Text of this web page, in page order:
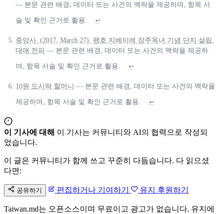
— 본문 관련 배경, 데이터 또는 사건의 맥락을 제공하며, 항목 서
술 및 확인 근거로 활용. ↩
중앙사. (2017, March 27). 팽호 지베이에 장주옥녀 기념 단지 설립,
대애 전파 — 본문 관련 배경, 데이터 또는 사건의 맥락을 제공하
며, 항목 서술 및 확인 근거로 활용. ↩
10원 도시락 할머니 — 본문 관련 배경, 데이터 또는 사건의 맥락을
제공하며, 항목 서술 및 확인 근거로 활용. ↩
이 기사에 대해 이 기사는 커뮤니티와 AI의 협력으로 작성되
었습니다.
이 글은 커뮤니티가 함께 쓰고 꾸준히 다듬습니다. 다 읽으셨
다면:
공유하기 편집하거나 기여하기 유지 후원하기
Taiwan.md는 오픈소스이며 무료이고 광고가 없습니다. 유지에